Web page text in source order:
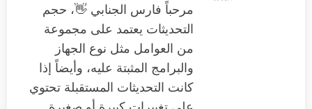
مرحباً فارس الجنابي 👋، حجم
التحديثات يعتمد على مجموعة
من العوامل مثل نوع الجهاز
والبرامج المثبتة عليه، وأيضاً إذا
كانت التحديثات المستقبلة تحتوي